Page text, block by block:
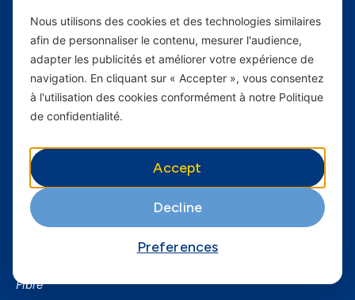
Twitter
Youtube
Yas Sénégal
Yas en Afrique
Axian Telecom
Fibre
Nous utilisons des cookies et des technologies similaires
afin de personnaliser le contenu, mesurer l'audience,
adapter les publicités et améliorer votre expérience de
navigation. En cliquant sur « Accepter », vous consentez
à l'utilisation des cookies conformément à notre Politique
de confidentialité.
Accept
Decline
Preferences